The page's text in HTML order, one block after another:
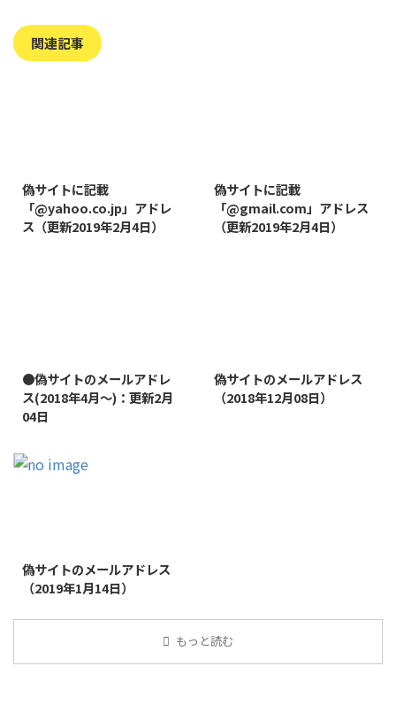
関連記事
偽サイトに記載
「@yahoo.co.jp」アドレ
ス（更新2019年2月4日）
偽サイトに記載
「@gmail.com」アドレス
（更新2019年2月4日）
●偽サイトのメールアドレ
ス(2018年4月～)：更新2月
04日
偽サイトのメールアドレス
（2018年12月08日）
偽サイトのメールアドレス
（2019年1月14日）
もっと読む